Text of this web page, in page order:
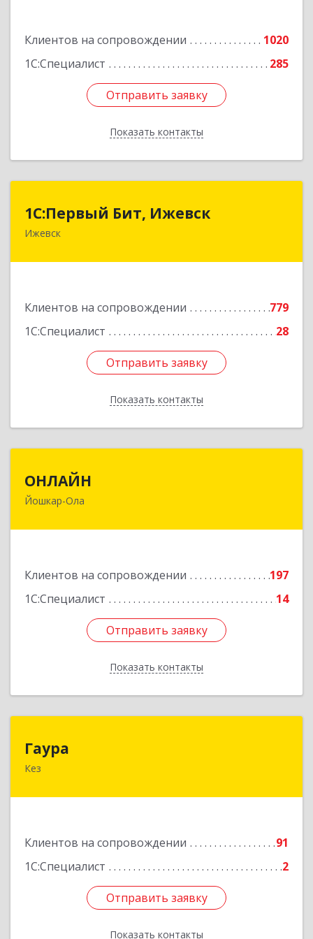
Клиентов на сопровождении
1020
1С:Специалист
285
Отправить заявку
Показать контакты
Отправить заявку
Назад
1С:Первый Бит, Ижевск
Ижевск
Клиентов на сопровождении
779
1С:Специалист
28
Отправить заявку
Показать контакты
1С:Первый Бит, Ижевск
Отправить заявку
Назад
ОНЛАЙН
Йошкар-Ола
Клиентов на сопровождении
197
1С:Специалист
14
Отправить заявку
Показать контакты
424000, Марий Эл Респ, Йошкар-Ола г,
Отправить заявку
Назад
Гаура
Кез
Клиентов на сопровождении
91
1С:Специалист
2
Отправить заявку
Показать контакты
Отправить заявку
Назад